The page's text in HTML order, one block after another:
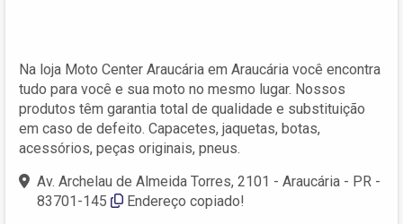
Na loja Moto Center Araucária em Araucária você encontra
tudo para você e sua moto no mesmo lugar. Nossos
produtos têm garantia total de qualidade e substituição
em caso de defeito. Capacetes, jaquetas, botas,
acessórios, peças originais, pneus.
Av. Archelau de Almeida Torres, 2101 - Araucária - PR -
83701-145
Endereço copiado!